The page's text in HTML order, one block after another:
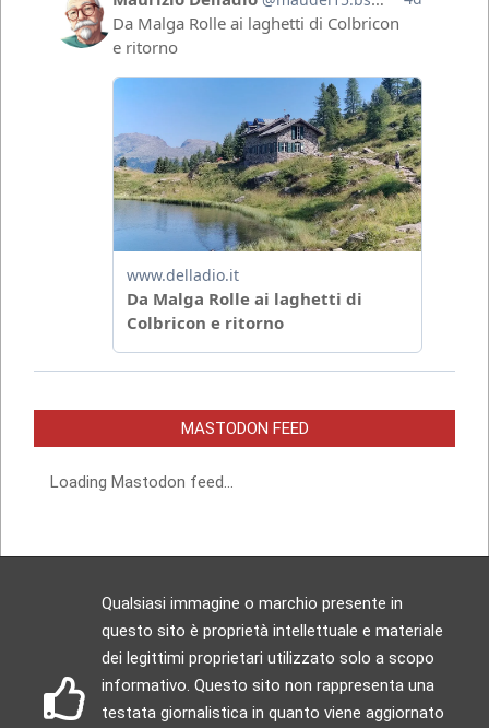
MASTODON FEED
Loading Mastodon feed...
Qualsiasi immagine o marchio presente in
questo sito è proprietà intellettuale e materiale
dei legittimi proprietari utilizzato solo a scopo
informativo. Questo sito non rappresenta una
testata giornalistica in quanto viene aggiornato